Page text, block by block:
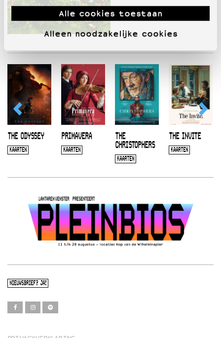
Alle cookies toestaan
Alleen noodzakelijke cookies
THE ODYSSEY
KAARTEN
PRIMAVERA
KAARTEN
THE
CHRISTOPHERS
KAARTEN
THE INVITE
KAARTEN
NIEUWSBRIEF? JA!